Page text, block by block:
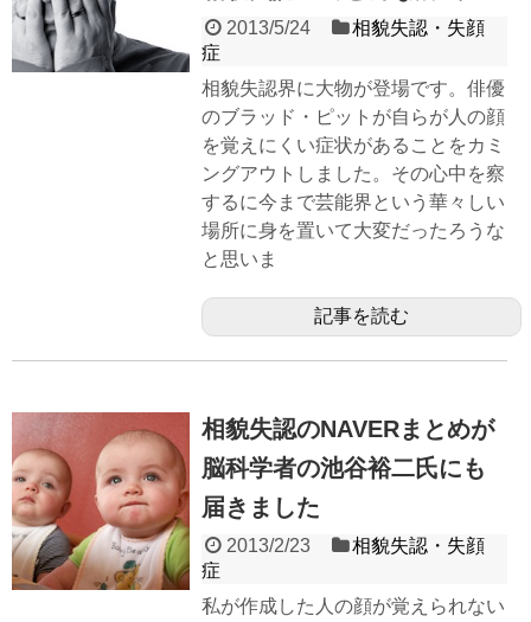
2013/5/24
相貌失認・失顔
症
相貌失認界に大物が登場です。俳優
のブラッド・ピットが自らが人の顔
を覚えにくい症状があることをカミ
ングアウトしました。その心中を察
するに今まで芸能界という華々しい
場所に身を置いて大変だったろうな
と思いま
記事を読む
相貌失認のNAVERまとめが
脳科学者の池谷裕二氏にも
届きました
2013/2/23
相貌失認・失顔
症
私が作成した人の顔が覚えられない